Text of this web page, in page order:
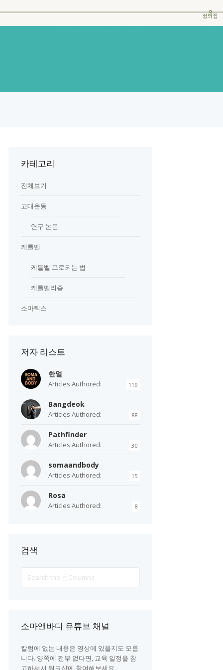
쉼의집
카테고리
전체보기
고대운동
연구 논문
케틀벨
케틀벨 프로되는 법
케틀벨리즘
소마틱스
저자 리스트
한얼
Articles Authored: 119
Bangdeok
Articles Authored: 88
Pathfinder
Articles Authored: 30
somaandbody
Articles Authored: 15
Rosa
Articles Authored: 8
검색
For
소마앤바디 유튜브 채널
칼럼에 없는 내용은 영상에 있을지도 모릅
니다. 양쪽에 전부 없다면, 교육 일정을 참
고하셔서 워크샵에 참여해보세요.